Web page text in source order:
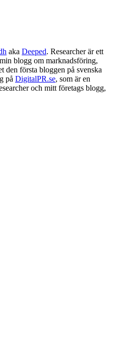
aka Deeped. Researcher är ett
blogg om marknadsföring,
den första bloggen på svenska
på DigitalPR.se, som är en
och mitt företags blogg,